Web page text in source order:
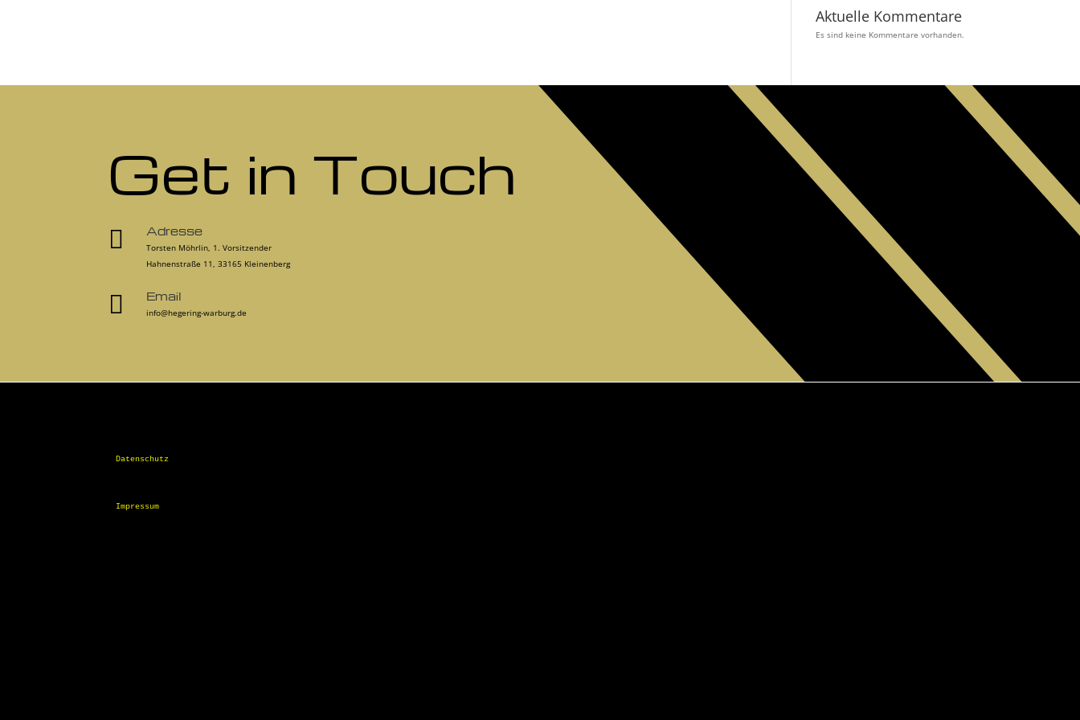
Aktuelle Kommentare
Es sind keine Kommentare vorhanden.
Get in Touch
 Adresse
Torsten Möhrlin, 1. Vorsitzender
Hahnenstraße 11, 33165 Kleinenberg
 Email
info@hegering-warburg.de
Datenschutz
Impressum